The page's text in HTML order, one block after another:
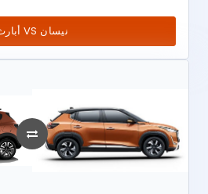
أبارث VS نيسان